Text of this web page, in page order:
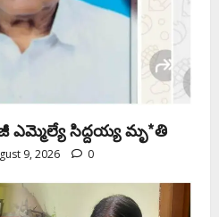
ఎమ్మెల్యే సిద్దయ్య మృ*తి
9, 2026 0